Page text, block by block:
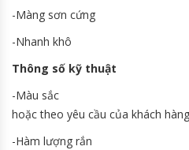
-Màng sơn cứng
-Nhanh khô
Thông số kỹ thuật
-Màu sắc Trắng,
hoặc theo yêu cầu của khách hàng
-Hàm lượng rắn